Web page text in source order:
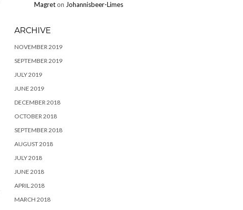
Magreton Johannisbeer-Limes
ARCHIVE
NOVEMBER 2019
SEPTEMBER 2019
JULY 2019
JUNE 2019
DECEMBER 2018
OCTOBER 2018
SEPTEMBER 2018
AUGUST 2018
JULY 2018
JUNE 2018
APRIL 2018
MARCH 2018